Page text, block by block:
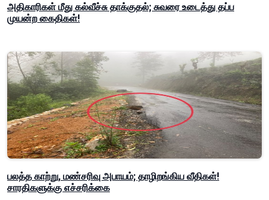
அதிகாரிகள் மீது கல்வீச்சு தாக்குதல்; சுவரை உடைத்து தப்ப
முயன்ற கைதிகள்!
பலத்த காற்று, மண்சரிவு அபாயம்; தாழிறங்கிய வீதிகள்!
சாரதிகளுக்கு எச்சரிக்கை